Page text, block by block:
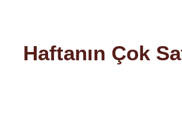
Haftanın Çok